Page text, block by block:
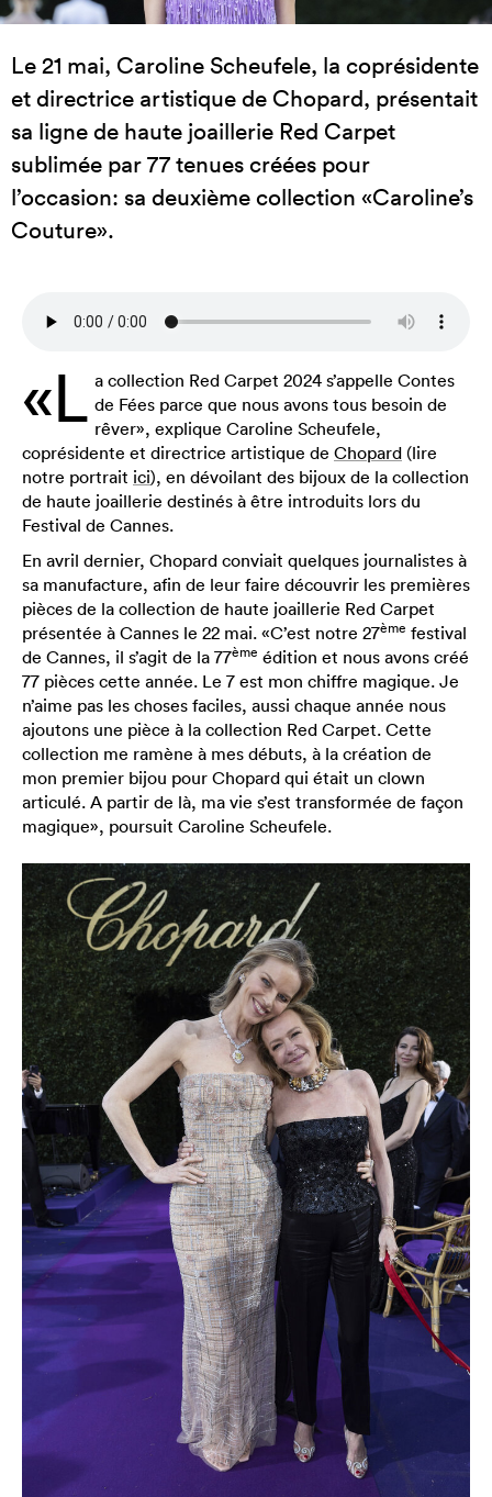
Le 21 mai, Caroline Scheufele, la coprésidente
et directrice artistique de Chopard, présentait
sa ligne de haute joaillerie Red Carpet
sublimée par 77 tenues créées pour
l’occasion: sa deuxième collection «Caroline’s
Couture».
«L a collection Red Carpet 2024 s’appelle Contes
de Fées parce que nous avons tous besoin de
rêver», explique Caroline Scheufele,
coprésidente et directrice artistique de Chopard (lire
notre portrait ici), en dévoilant des bijoux de la collection
de haute joaillerie destinés à être introduits lors du
Festival de Cannes.
En avril dernier, Chopard conviait quelques journalistes à
sa manufacture, afin de leur faire découvrir les premières
pièces de la collection de haute joaillerie Red Carpet
présentée à Cannes le 22 mai. «C’est notre 27ème festival
de Cannes, il s’agit de la 77ème édition et nous avons créé
77 pièces cette année. Le 7 est mon chiffre magique. Je
n’aime pas les choses faciles, aussi chaque année nous
ajoutons une pièce à la collection Red Carpet. Cette
collection me ramène à mes débuts, à la création de
mon premier bijou pour Chopard qui était un clown
articulé. A partir de là, ma vie s’est transformée de façon
magique», poursuit Caroline Scheufele.